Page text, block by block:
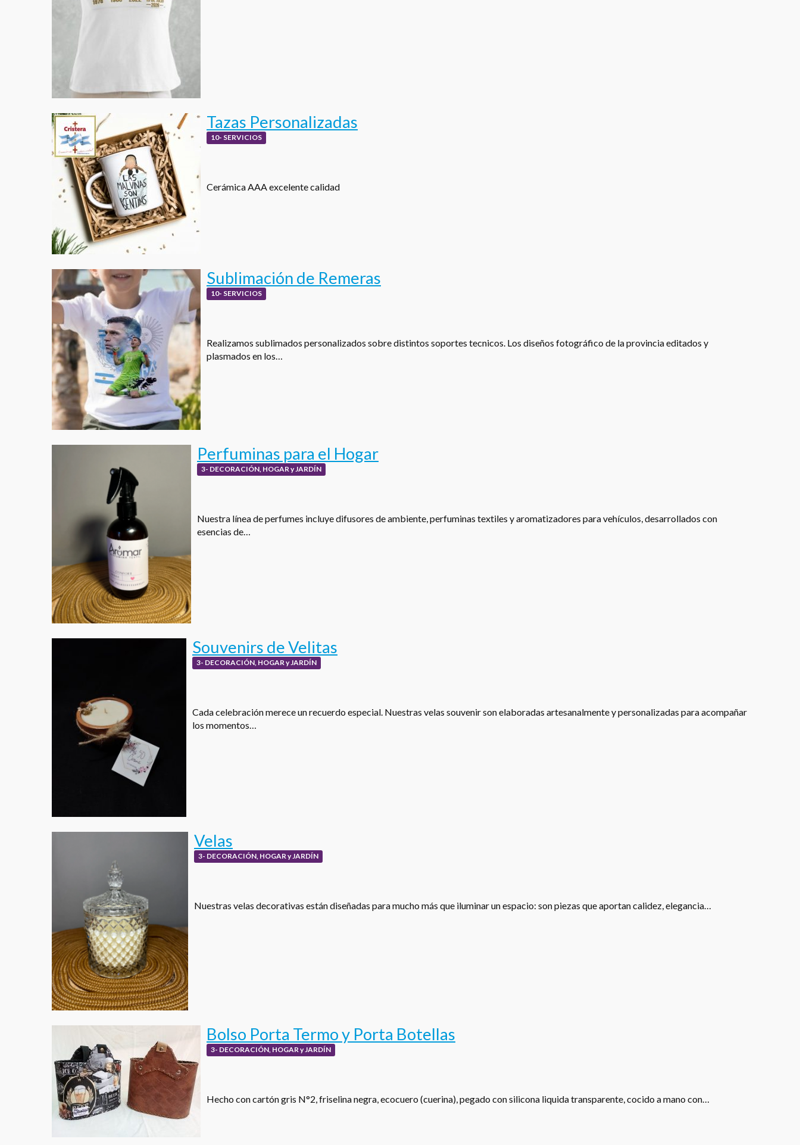
Tazas Personalizadas
10- SERVICIOS
Cerámica AAA excelente calidad
Sublimación de Remeras
10- SERVICIOS
Realizamos sublimados personalizados sobre distintos soportes tecnicos. Los diseños fotográfico de la provincia editados y
plasmados en los…
Perfuminas para el Hogar
3- DECORACIÓN, HOGAR y JARDÍN
Nuestra línea de perfumes incluye difusores de ambiente, perfuminas textiles y aromatizadores para vehículos, desarrollados con
esencias de…
Souvenirs de Velitas
3- DECORACIÓN, HOGAR y JARDÍN
Cada celebración merece un recuerdo especial. Nuestras velas souvenir son elaboradas artesanalmente y personalizadas para acompañar
los momentos…
Velas
3- DECORACIÓN, HOGAR y JARDÍN
Nuestras velas decorativas están diseñadas para mucho más que iluminar un espacio: son piezas que aportan calidez, elegancia…
Bolso Porta Termo y Porta Botellas
3- DECORACIÓN, HOGAR y JARDÍN
Hecho con cartón gris N°2, friselina negra, ecocuero (cuerina), pegado con silicona liquida transparente, cocido a mano con…